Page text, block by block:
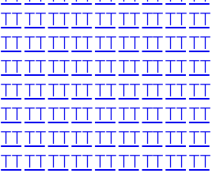
TTTTTTTTTTTTTTTTTT
TTTTTTTTTTTTTTTTTT
TTTTTTTTTTTTTTTTTT
TTTTTTTTTTTTTTTTTT
TTTTTTTTTTTTTTTTTT
TTTTTTTTTTTTTTTTTT
TTTTTTTTTTTTTTTTTT